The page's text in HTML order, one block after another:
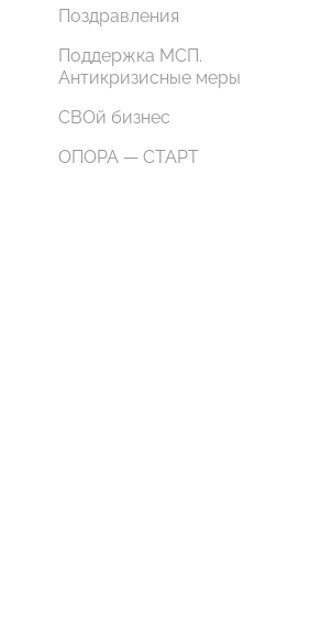
Поздравления
Поддержка МСП.
Антикризисные меры
СВОй бизнес
ОПОРА — СТАРТ